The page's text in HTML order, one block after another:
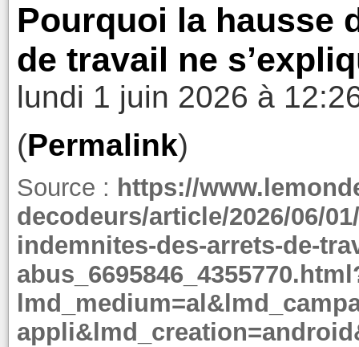
Pourquoi la hausse
de travail ne
lundi 1 juin 2026 à
(Permalink)
Source : https://
decodeurs/article/2026/06/
indemnites-des-arrets-de-